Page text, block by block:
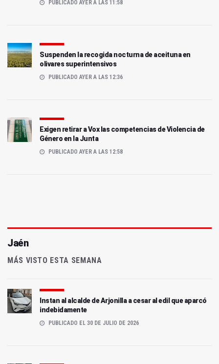
PUBLICADO AYER A LAS 11:58
Suspenden la recogida nocturna de aceituna en
olivares superintensivos
PUBLICADO AYER A LAS 12:36
Exigen retirar a Vox las competencias de Violencia de
Género en la Junta
PUBLICADO AYER A LAS 12:58
Jaén
MÁS VISTO ESTA SEMANA
Instan al alcalde de Arjonilla a cesar al edil que aparcó
indebidamente
PUBLICADO EL 30 DE JULIO DE 2026